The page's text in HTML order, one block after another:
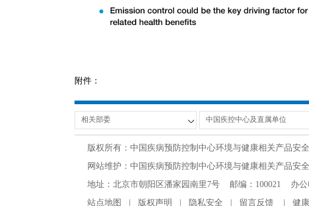
附件：
版权所有：中国疾病预防控制中心环境与健康相关产品安
网站维护：中国疾病预防控制中心环境与健康相关产品
地址：北京市朝阳区潘家园南里7号 邮编：100021 办公
站点地图
版权声明 隐私安全 留言反馈 健